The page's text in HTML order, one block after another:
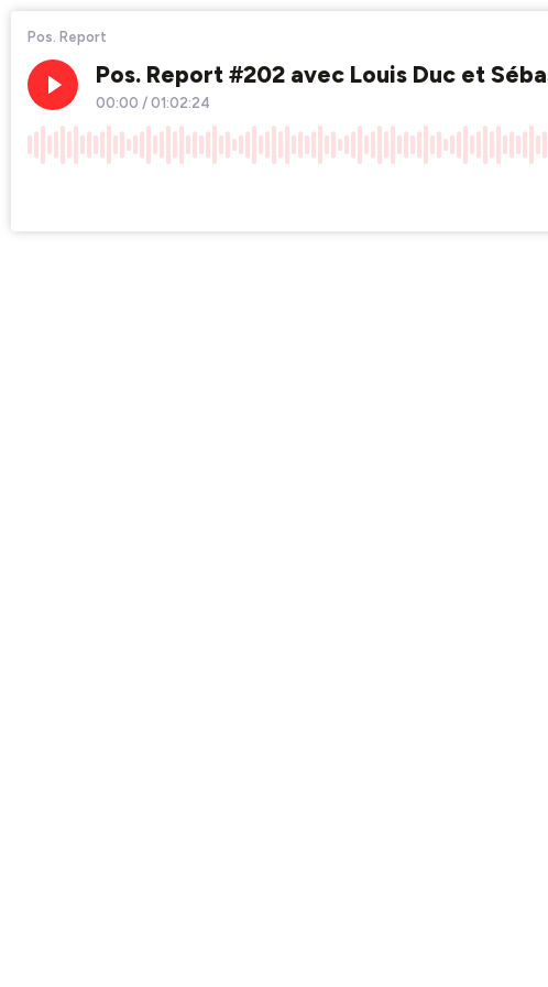
Pos. Report
Pos. Report #202 avec Louis Duc et
00:00 /01:02:24